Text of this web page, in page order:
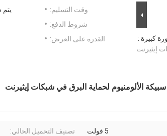
كبيرة :
إيثيرنت
وقت التسليم:
يتم
شروط الدفع:
القدرة على العرض:
5 فولت تصنيف التحميل الحالي: